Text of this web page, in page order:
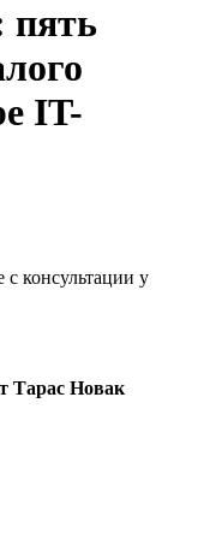
пять
IT-
с консультации у
Тарас Новак